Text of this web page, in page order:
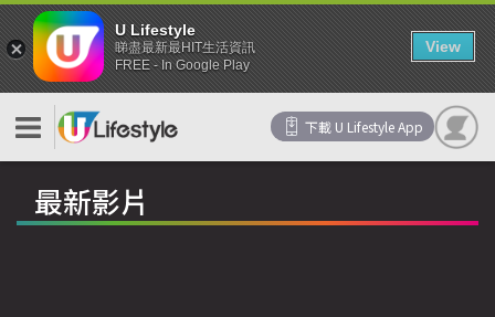
下載 U Lifestyle App
最新影片
U Lifestyle
睇盡最新最HIT生活資訊
FREE - In Google Play
View